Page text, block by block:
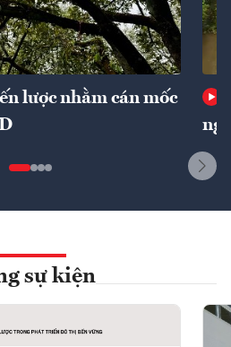
lược nhằm cán mốc
sự kiện